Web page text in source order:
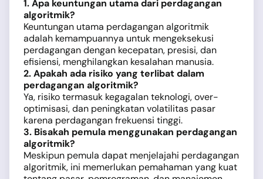
1. Apa keuntungan utama dari perdagangan
algoritmik?
Keuntungan utama perdagangan algoritmik
adalah kemampuannya untuk mengeksekusi
perdagangan dengan kecepatan, presisi, dan
efisiensi, menghilangkan kesalahan manusia.
2. Apakah ada risiko yang terlibat dalam
perdagangan algoritmik?
Ya, risiko termasuk kegagalan teknologi, over-
optimisasi, dan peningkatan volatilitas pasar
karena perdagangan frekuensi tinggi.
3. Bisakah pemula menggunakan perdagangan
algoritmik?
Meskipun pemula dapat menjelajahi perdagangan
algoritmik, ini memerlukan pemahaman yang kuat